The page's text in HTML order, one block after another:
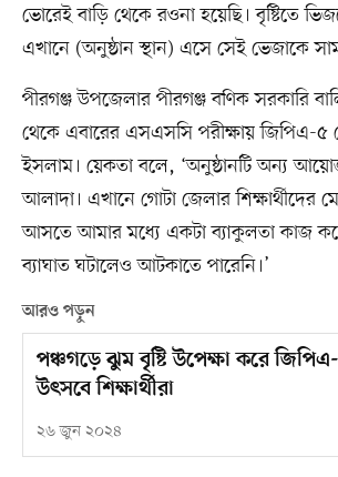
ভোরেই বাড়ি থেকে রওনা হয়েছি। বৃষ্টিতে
এখানে (অনুষ্ঠান স্থান) এসে সেই ভেজাকে
পীরগঞ্জ উপজেলার পীরগঞ্জ বণিক সরকারি
থেকে এবারের এসএসসি পরীক্ষায় জিপিএ-৫
ইসলাম। য়েকতা বলে, ‘অনুষ্ঠানটি অন্য
আলাদা। এখানে গোটা জেলার শিক্ষার্থীদের
আসতে আমার মধ্যে একটা ব্যাকুলতা কাজ
ব্যাঘাত ঘটালেও আটকাতে পারেনি।’
আরও পড়ুন
পঞ্চগড়ে ঝুম বৃষ্টি উপেক্ষা করে
উৎসবে শিক্ষার্থীরা
২৬ জুন ২০২৪